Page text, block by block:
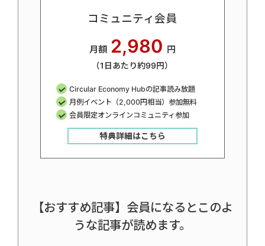
コミュニティ会員
月額 2,980 円
（1日あたり約99円）
Circular Economy Hubの記事読み放題
月例イベント（2,000円相当）参加無料
会員限定オンラインコミュニティ参加
特典詳細はこちら
【おすすめ記事】会員になるとこのよ
うな記事が読めます。